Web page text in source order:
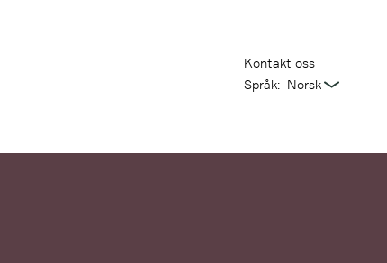
Kontakt oss
Språk: